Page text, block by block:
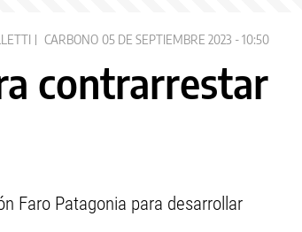
CARBONO 05 DE SEPTIEMBRE 2023 - 10:50
contrarrestar
Faro Patagonia para desarrollar